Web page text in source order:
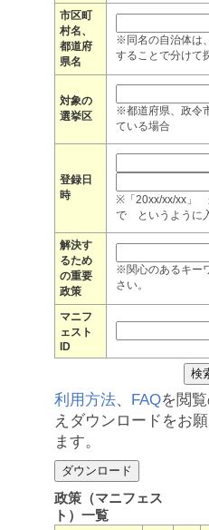
市区町
村名、
都道府
県名
※同名の自治体は
することで分けて
対象の
選挙区
※都道府県、政令
ている場合
登録日
時
※「20xx/xx/xx」
で というように
解決す
るため
の重要
政策
※関心のあるキー
さい。
マニフ
ェスト
ID
利用方法、 FAQを閲覧
えダウンロードをお
ます。
政策（マニフェス
ト）一覧